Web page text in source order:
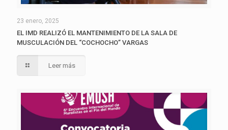
23 enero, 2025
EL IMD REALIZÓ EL MANTENIMIENTO DE LA SALA DE
MUSCULACIÓN DEL “COCHOCHO” VARGAS
Leer más